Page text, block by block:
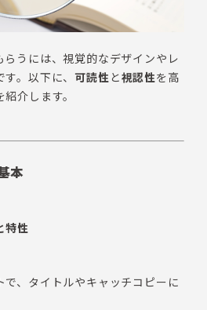
うには、視覚的なデザインやレ
す。以下に、可読性 と視認性を高
介します。
本
特性
で、タイトルやキャッチコピーに